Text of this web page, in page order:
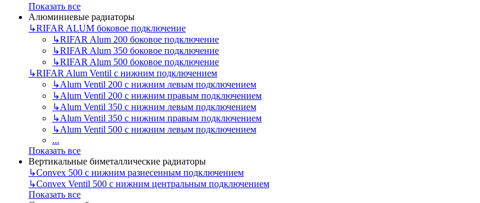
Показать все
Алюминиевые радиаторы
↳RIFAR ALUM боковое подключение
↳RIFAR Alum 200 боковое подключение
↳RIFAR Alum 350 боковое подключение
↳RIFAR Alum 500 боковое подключение
↳RIFAR Alum Ventil с нижним подключением
↳Alum Ventil 200 с нижним левым подключением
↳Alum Ventil 200 с нижним правым подключением
↳Alum Ventil 350 с нижним левым подключением
↳Alum Ventil 350 с нижним правым подключением
↳Alum Ventil 500 с нижним левым подключением
...
Показать все
Вертикальные биметаллические радиаторы
↳Convex 500 с нижним разнесенным подключением
↳Convex Ventil 500 с нижним центральным подключением
Показать все